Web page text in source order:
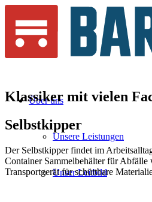
Über uns
Unsere Leistungen
Unser Leitbild
Klassiker mit vielen
Selbstkipper
Der Selbstkipper findet im
Container Sammelbehälter für Abfälle
Transportgerät für schüttbare